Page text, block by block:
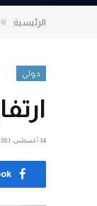
الرئيسية »
دولي
14 أغسطس، 2021